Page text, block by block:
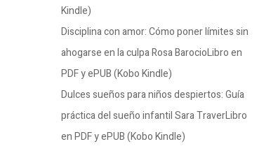
Kindle)
Disciplina con amor: Cómo poner límites sin
ahogarse en la culpa Rosa BarocioLibro en
PDF y ePUB (Kobo Kindle)
Dulces sueños para niños despiertos: Guía
práctica del sueño infantil Sara TraverLibro
en PDF y ePUB (Kobo Kindle)